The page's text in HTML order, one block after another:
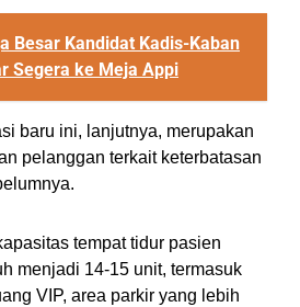
Besar Kandidat Kadis-Kaban
Segera ke Meja Appi
baru ini, lanjutnya, merupakan
pelanggan terkait keterbatasan
tempat tidur pasien
menjadi 14-15 unit, termasuk
VIP, area parkir yang lebih